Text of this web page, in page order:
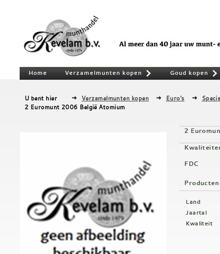
Home Verzamelmunten kopen Goud kopen
U bent hier Verzamelmunten kopen Euro's
2 Euromunt 2006 België Atomium
2
FDC
Land
Jaartal
Kwaliteit